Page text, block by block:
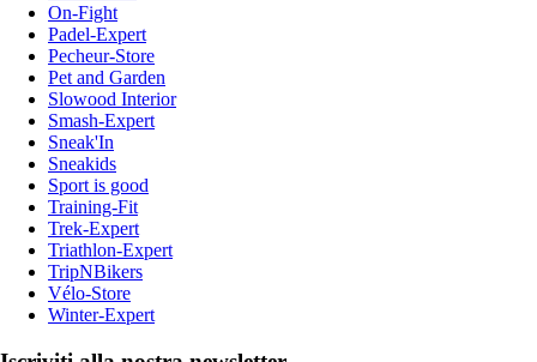
On-Fight
Padel-Expert
Pecheur-Store
Pet and Garden
Slowood Interior
Smash-Expert
Sneak'In
Sneakids
Sport is good
Training-Fit
Trek-Expert
Triathlon-Expert
TripNBikers
Vélo-Store
Winter-Expert